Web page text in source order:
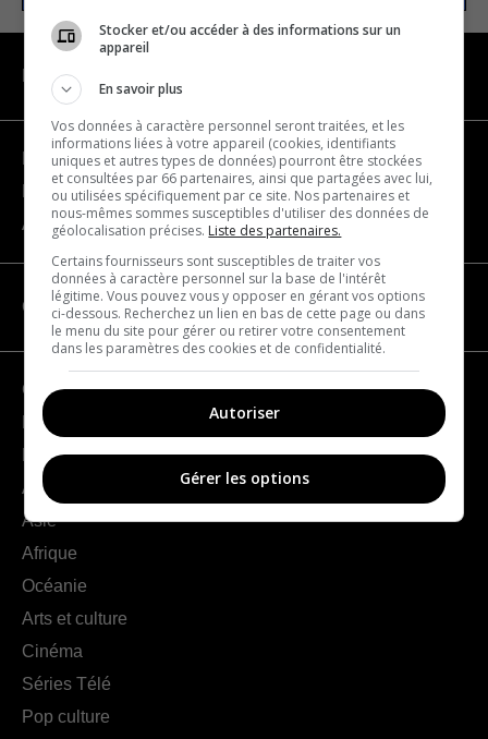
NAVIGATION
Devenir partenaire
Nous joindre
À propos
CATÉGORIES
Géographie
France
Europe
Amériques
Asie
Afrique
Océanie
Arts et culture
Cinéma
Séries Télé
Pop culture
Stocker et/ou accéder à des informations sur un
appareil
En savoir plus
Vos données à caractère personnel seront traitées, et les
informations liées à votre appareil (cookies, identifiants
uniques et autres types de données) pourront être stockées
et consultées par 66 partenaires, ainsi que partagées avec lui,
ou utilisées spécifiquement par ce site. Nos partenaires et
nous-mêmes sommes susceptibles d'utiliser des données de
géolocalisation précises. Liste des partenaires.
Certains fournisseurs sont susceptibles de traiter vos
données à caractère personnel sur la base de l'intérêt
légitime. Vous pouvez vous y opposer en gérant vos options
ci-dessous. Recherchez un lien en bas de cette page ou dans
le menu du site pour gérer ou retirer votre consentement
dans les paramètres des cookies et de confidentialité.
Autoriser
Gérer les options